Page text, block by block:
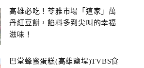
高雄必吃！苓雅市場「這家」萬
丹紅豆餅，餡料多到尖叫的幸福
滋味！
巴堂蜂蜜蛋糕(高雄鹽埕)TVBS食